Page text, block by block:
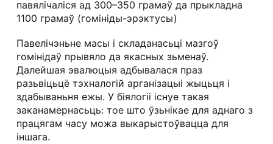
павялічаліся ад 300–350 грамаў да прыкладна
1100 грамаў (гомініды-эрэктусы)
Павелічэньне масы і складанасьці мазгоў
гомінідаў прывяло да якасных зьменаў.
Далейшая эвалюцыя адбывалася праз
разьвіцьцё тэхналогій арганізацыі жыцьця і
здабываньня ежы. У біялогіі існуе такая
заканамернасьць: тое што ўзьнікае для аднаго з
працягам часу можа выкарыстоўвацца для
іншага.